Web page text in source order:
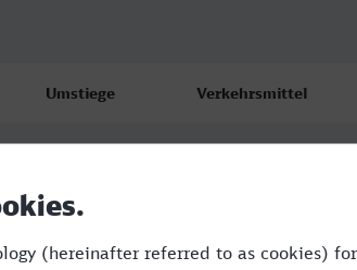
Umstiege Verkehrsmittel